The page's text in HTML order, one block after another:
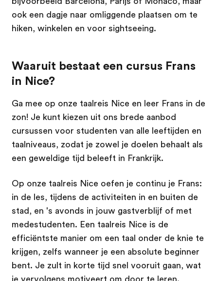
ook een dagje naar omliggende plaatsen om te
hiken, winkelen en voor sightseeing.
Waaruit bestaat een cursus Frans
in Nice?
Ga mee op onze taalreis Nice en leer Frans in de
zon! Je kunt kiezen uit ons brede aanbod
cursussen voor studenten van alle leeftijden en
taalniveaus, zodat je zowel je doelen behaalt als
een geweldige tijd beleeft in Frankrijk.
Op onze taalreis Nice oefen je continu je Frans:
in de les, tijdens de activiteiten in en buiten de
stad, en 's avonds in jouw gastverblijf of met
medestudenten. Een taalreis Nice is de
efficiëntste manier om een taal onder de knie te
krijgen, zelfs wanneer je een absolute beginner
bent. Je zult in korte tijd snel vooruit gaan, wat
je vervolgens motiveert om door te leren.